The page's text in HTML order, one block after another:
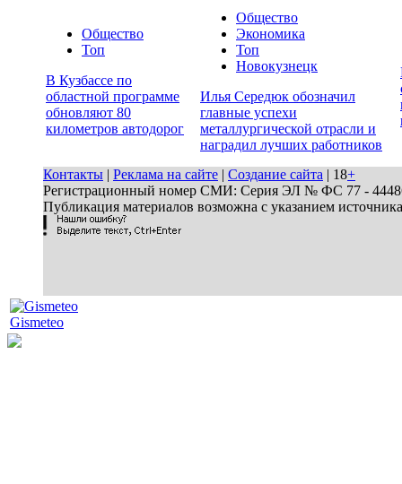
Общество
Топ
В Кузбассе по
областной программе
обновляют 80
километров автодорог
Общество
Экономика
Топ
Новокузнецк
Илья Середюк обозначил
главные успехи
металлургической отрасли и
наградил лучших работников
Контакты | Реклама на сайте | Создание сайта | 18+
Регистрационный номер СМИ: Серия ЭЛ № ФС 77 - 44486
Публикация материалов возможна с указанием
Gismeteo